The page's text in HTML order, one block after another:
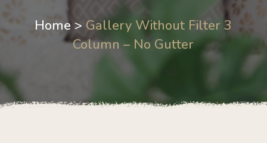
Home > Gallery Without Filter 3
Column – No Gutter